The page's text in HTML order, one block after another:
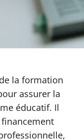
la formation
assurer la
éducatif. Il